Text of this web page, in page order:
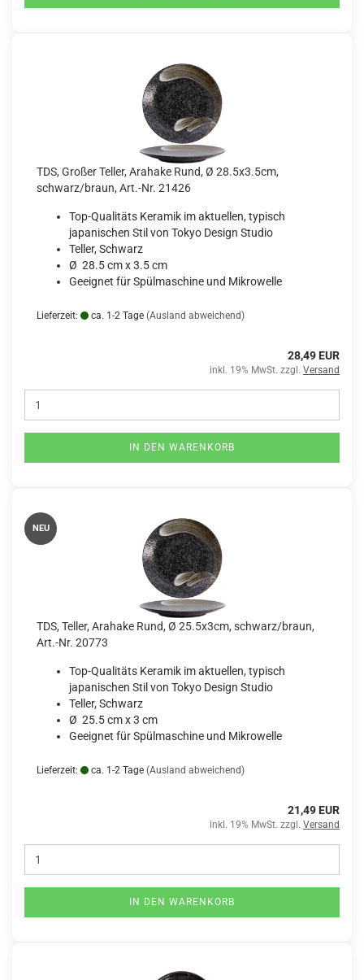
TDS, Großer Teller, Arahake Rund, Ø 28.5x3.5cm,
schwarz/braun, Art.-Nr. 21426
Top-Qualitäts Keramik im aktuellen, typisch
japanischen Stil von Tokyo Design Studio
Teller, Schwarz
Ø 28.5 cm x 3.5 cm
Geeignet für Spülmaschine und Mikrowelle
Lieferzeit: ca. 1-2 Tage (Ausland abweichend)
28,49 EUR
inkl. 19% MwSt. zzgl. Versand
IN DEN WARENKORB
NEU
TDS, Teller, Arahake Rund, Ø 25.5x3cm, schwarz/braun,
Art.-Nr. 20773
Top-Qualitäts Keramik im aktuellen, typisch
japanischen Stil von Tokyo Design Studio
Teller, Schwarz
Ø 25.5 cm x 3 cm
Geeignet für Spülmaschine und Mikrowelle
Lieferzeit: ca. 1-2 Tage (Ausland abweichend)
21,49 EUR
inkl. 19% MwSt. zzgl. Versand
IN DEN WARENKORB